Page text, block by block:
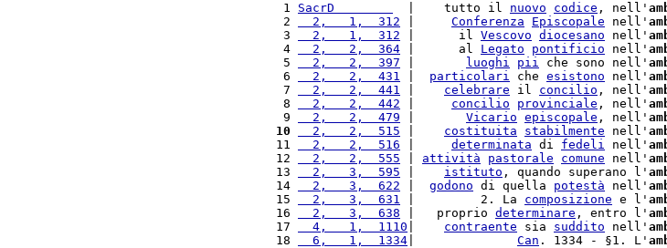
1 SacrD
  |    tutto il
nuovo codice , nell'
2
  2,   1,  312
Conferenza Episcopale nell'
3
  2,   1,  312
|      il Vescovo diocesano nell'
4
  2,   2,  364
|      al Legato pontificio nell'
5
  2,   2,  397
luoghi pii che sono nell'
6
  2,   2,  431
particolari che esistono nell'
7
  2,   2,  441
celebrare il concilio , nell'
8
  2,   2,  442
concilio provinciale , nell'
9
  2,   2,  479
Vicario episcopale , nell'
10
  2,   2,  515
costituita stabilmente nell'
11
  2,   2,  516
determinata di fedeli nell'
12
  2,   2,  555
attività pastorale comune nell'
13
  2,   3,  595
istituto , quando superano l'
14
  2,   3,  622
godono di quella potestà nell'
15
  2,   3,  631
|         2. La composizione e l'
16
  2,   3,  638
|   proprio determinare , entro l'
17
  4,   1,  1110
contraente sia suddito nell'
18
  6,   1,  1334
Can . 1334 - §1. L'